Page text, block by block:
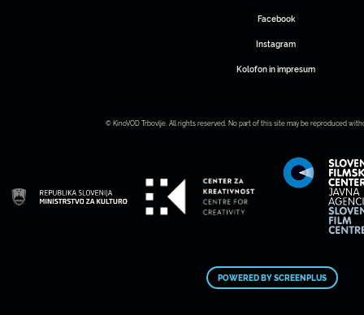
Facebook
Instagram
Kolofon in impresum
© KinoVOD Trbovlje. All rights reserved. No part of this site may be reproduced
POWERED BY SCREENPLUS